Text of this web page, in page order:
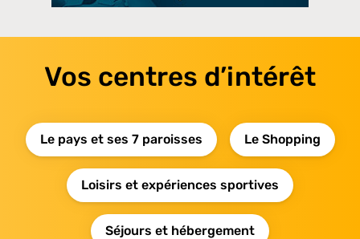
Vos centres d’intérêt
Le pays et ses 7 paroisses Le Shopping
Loisirs et expériences sportives
Séjours et hébergement